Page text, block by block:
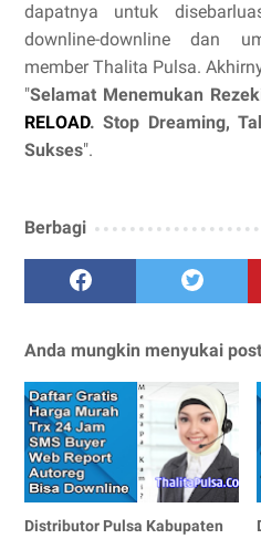
dapatnya untuk
downline-downline dan
member Thalita Pulsa.
"Selamat Menemukan
RELOAD. Stop Dreaming,
Sukses".
Berbagi
Anda mungkin menyukai
Distributor Pulsa Kabupaten